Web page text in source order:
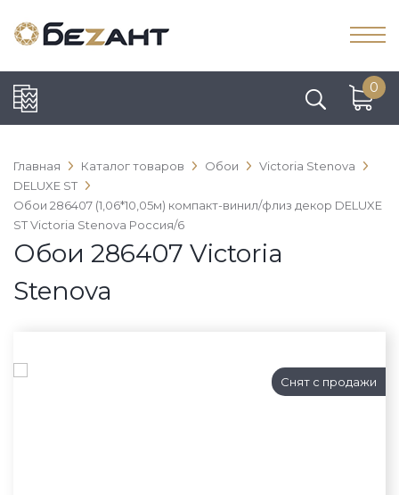
0
Главная Каталог товаров Обои
Victoria Stenova
DELUXE ST
Обои 286407 (1,06*10,05м) компакт-винил/флиз декор DELUXE
ST Victoria Stenova Россия/6
Обои 286407 Victoria
Stenova
Снят с продажи